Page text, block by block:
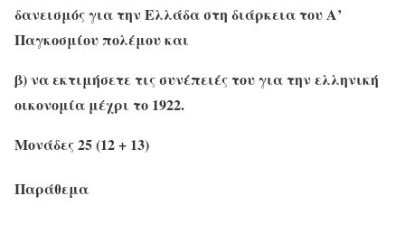
δανεισμός για την Ελλάδα στη διάρκεια του Α’
Παγκοσμίου πολέμου και
β) να εκτιμήσετε τις συνέπειές του για την ελληνική
οικονομία μέχρι το 1922.
Μονάδες 25 (12 + 13)
Παράθεμα